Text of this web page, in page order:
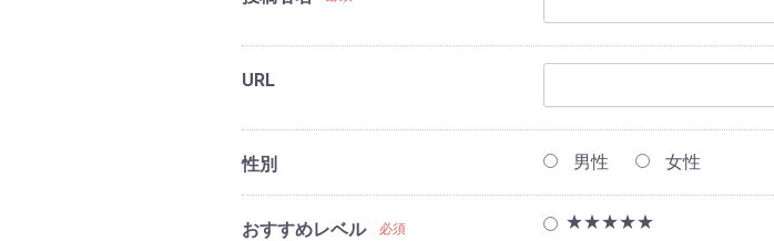
URL
性別 男性 女性
おすすめレベル 必須
★★★★★